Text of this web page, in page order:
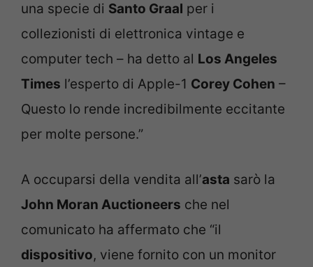
una specie di Santo Graal per i
collezionisti di elettronica vintage e
computer tech – ha detto al Los Angeles
Times l’esperto di Apple-1 Corey Cohen –
Questo lo rende incredibilmente eccitante
per molte persone.”
A occuparsi della vendita all’asta sarò la
John Moran Auctioneers che nel
comunicato ha affermato che “il
dispositivo, viene fornito con un monitor